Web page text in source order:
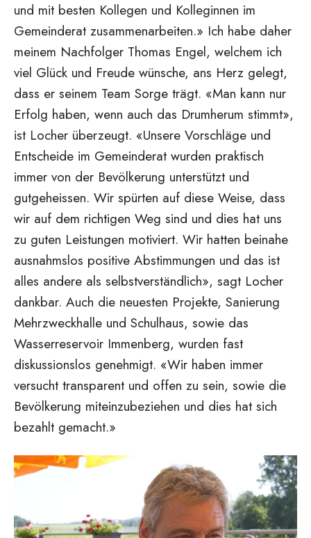
und mit besten Kollegen und Kolleginnen im
Gemeinderat zusammenarbeiten.» Ich habe daher
meinem Nachfolger Thomas Engel, welchem ich
viel Glück und Freude wünsche, ans Herz gelegt,
dass er seinem Team Sorge trägt. «Man kann nur
Erfolg haben, wenn auch das Drumherum stimmt»,
ist Locher überzeugt. «Unsere Vorschläge und
Entscheide im Gemeinderat wurden praktisch
immer von der Bevölkerung unterstützt und
gutgeheissen. Wir spürten auf diese Weise, dass
wir auf dem richtigen Weg sind und dies hat uns
zu guten Leistungen motiviert. Wir hatten beinahe
ausnahmslos positive Abstimmungen und das ist
alles andere als selbstverständlich», sagt Locher
dankbar. Auch die neuesten Projekte, Sanierung
Mehrzweckhalle und Schulhaus, sowie das
Wasserreservoir Immenberg, wurden fast
diskussionslos genehmigt. «Wir haben immer
versucht transparent und offen zu sein, sowie die
Bevölkerung miteinzubeziehen und dies hat sich
bezahlt gemacht.»